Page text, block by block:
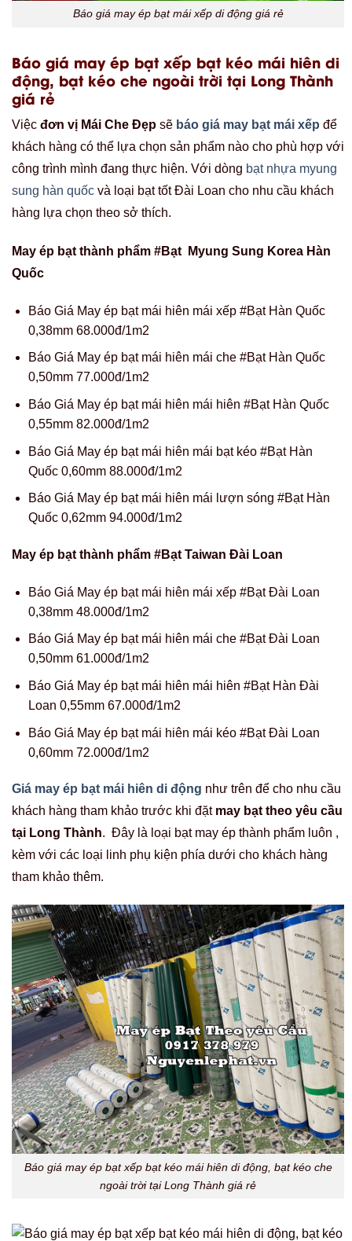
Báo giá may ép bạt mái xếp di động giá rẻ
Báo giá may ép bạt xếp bạt kéo mái hiên di
động, bạt kéo che ngoài trời tại Long Thành
giá rẻ
Việc đơn vị Mái Che Đẹp sẽ báo giá may bạt mái xếp để
khách hàng có thể lựa chọn sản phẩm nào cho phù hợp với
công trình mình đang thực hiện. Với dòng bạt nhựa myung
sung hàn quốc và loại bạt tốt Đài Loan cho nhu cầu khách
hàng lựa chọn theo sở thích.
May ép bạt thành phẩm #Bạt Myung Sung Korea Hàn
Quốc
Báo Giá May ép bạt mái hiên mái xếp #Bạt Hàn Quốc
0,38mm 68.000đ/1m2
Báo Giá May ép bạt mái hiên mái che #Bạt Hàn Quốc
0,50mm 77.000đ/1m2
Báo Giá May ép bạt mái hiên mái hiên #Bạt Hàn Quốc
0,55mm 82.000đ/1m2
Báo Giá May ép bạt mái hiên mái bạt kéo #Bạt Hàn
Quốc 0,60mm 88.000đ/1m2
Báo Giá May ép bạt mái hiên mái lượn sóng #Bạt Hàn
Quốc 0,62mm 94.000đ/1m2
May ép bạt thành phẩm #Bạt Taiwan Đài Loan
Báo Giá May ép bạt mái hiên mái xếp #Bạt Đài Loan
0,38mm 48.000đ/1m2
Báo Giá May ép bạt mái hiên mái che #Bạt Đài Loan
0,50mm 61.000đ/1m2
Báo Giá May ép bạt mái hiên mái hiên #Bạt Hàn Đài
Loan 0,55mm 67.000đ/1m2
Báo Giá May ép bạt mái hiên mái kéo #Bạt Đài Loan
0,60mm 72.000đ/1m2
Giá may ép bạt mái hiên di động như trên để cho nhu cầu
khách hàng tham khảo trước khi đặt may bạt theo yêu cầu
tại Long Thành. Đây là loại bạt may ép thành phẩm luôn ,
kèm với các loại linh phụ kiện phía dưới cho khách hàng
tham khảo thêm.
Báo giá may ép bạt xếp bạt kéo mái hiên di động, bạt kéo che
ngoài trời tại Long Thành giá rẻ